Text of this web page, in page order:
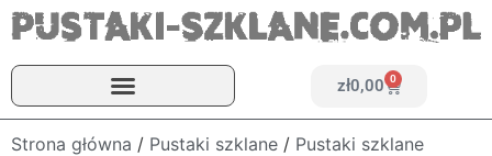
zł0,00 0
Strona główna / Pustaki szklane / Pustaki szklane